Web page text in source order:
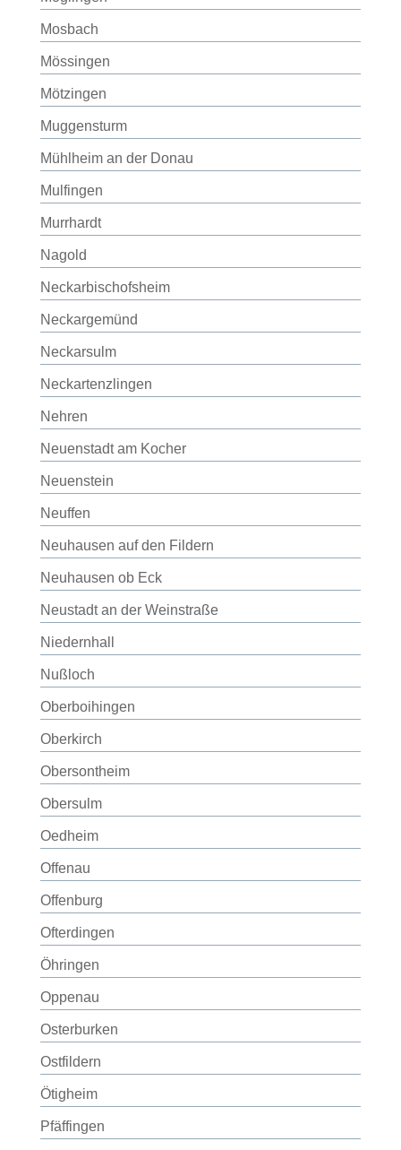
Mosbach
Mössingen
Mötzingen
Muggensturm
Mühlheim an der Donau
Mulfingen
Murrhardt
Nagold
Neckarbischofsheim
Neckargemünd
Neckarsulm
Neckartenzlingen
Nehren
Neuenstadt am Kocher
Neuenstein
Neuffen
Neuhausen auf den Fildern
Neuhausen ob Eck
Neustadt an der Weinstraße
Niedernhall
Nußloch
Oberboihingen
Oberkirch
Obersontheim
Obersulm
Oedheim
Offenau
Offenburg
Ofterdingen
Öhringen
Oppenau
Osterburken
Ostfildern
Ötigheim
Pfäffingen